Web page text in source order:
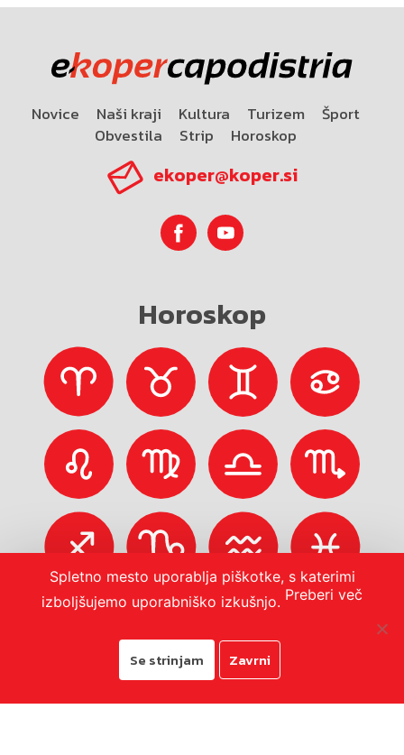
Novice Naši kraji Kultura Turizem
Šport
Obvestila
Strip Horoskop
ekoper@koper.si
Horoskop
© 2026 Mestna občina Koper
Spletno mesto uporablja piškotke, s katerimi
izboljšujemo uporabniško izkušnjo. Preberi več
Se strinjam Zavrni